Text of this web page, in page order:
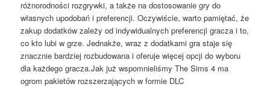
różnorodności rozgrywki, a także na dostosowanie gry do
własnych upodobań i preferencji. Oczywiście, warto pamiętać, że
zakup dodatków zależy od indywidualnych preferencji gracza i to,
co kto lubi w grze. Jednakże, wraz z dodatkami gra staje się
znacznie bardziej rozbudowana i oferuje więcej opcji do wyboru
dla każdego gracza.Jak już wspomnieliśmy The Sims 4 ma
ogrom pakietów rozszerzających w formie DLC